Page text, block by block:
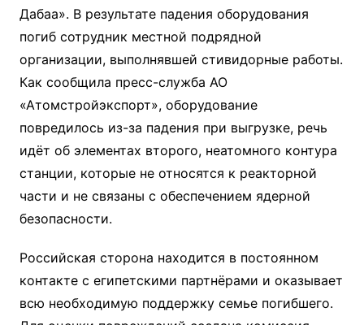
Дабаа». В результате падения оборудования
погиб сотрудник местной подрядной
организации, выполнявшей стивидорные работы.
Как сообщила пресс-служба АО
«Атомстройэкспорт», оборудование
повредилось из-за падения при выгрузке, речь
идёт об элементах второго, неатомного контура
станции, которые не относятся к реакторной
части и не связаны с обеспечением ядерной
безопасности.
Российская сторона находится в постоянном
контакте с египетскими партнёрами и оказывает
всю необходимую поддержку семье погибшего.